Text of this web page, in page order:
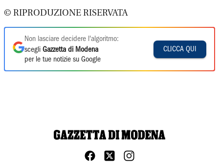
© RIPRODUZIONE RISERVATA
Non lasciare decidere l'algoritmo:
scegli Gazzetta di Modena
per le tue notizie su Google
CLICCA QUI